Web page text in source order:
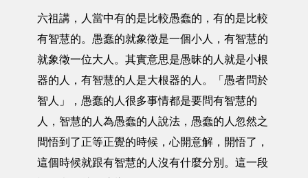
六祖講，人當中有的是比較愚蠢的，有的是比較
有智慧的。愚蠢的就象徵是一個小人，有智慧的
就象徵一位大人。其實意思是愚昧的人就是小根
器的人，有智慧的人是大根器的人。「愚者問於
智人」，愚蠢的人很多事情都是要問有智慧的
人，智慧的人為愚蠢的人說法，愚蠢的人忽然之
間悟到了正等正覺的時候，心開意解，開悟了，
這個時候就跟有智慧的人沒有什麼分別。這一段